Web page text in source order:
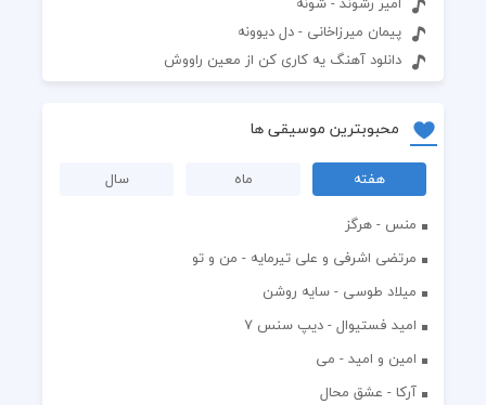
پیمان میرزاخانی - دل دیوونه
دانلود آهنگ یه کاری کن از معین راووش
محبوبترین موسیقی ها
هفته ماه
سال
منس - هرگز
مرتضی اشرفی و علی تیرمایه - من و تو
میلاد طوسی - سایه روشن
اميد فستيوال - ديپ سنس ۷
امین و امید - می
آرکا - عشق محال